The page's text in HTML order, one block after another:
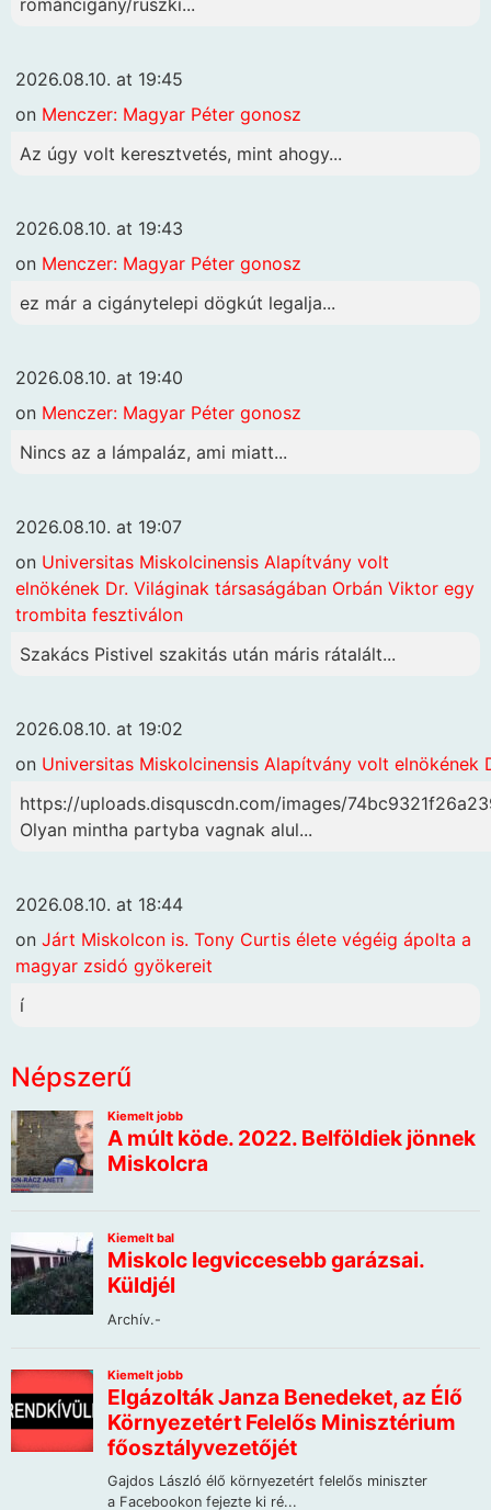
románcigány/ruszki...
2026.08.10. at 19:45
on Menczer: Magyar Péter gonosz
Az úgy volt keresztvetés, mint ahogy...
2026.08.10. at 19:43
on Menczer: Magyar Péter gonosz
ez már a cigánytelepi dögkút legalja...
2026.08.10. at 19:40
on Menczer: Magyar Péter gonosz
Nincs az a lámpaláz, ami miatt...
2026.08.10. at 19:07
on Universitas Miskolcinensis Alapítvány volt
elnökének Dr. Világinak társaságában Orbán Viktor egy
trombita fesztiválon
Szakács Pistivel szakitás után máris rátalált...
2026.08.10. at 19:02
on Universitas Miskolcinensis Alapítvány volt
https://uploads.disquscdn.com/images/
Olyan mintha partyba vagnak alul...
2026.08.10. at 18:44
on Járt Miskolcon is. Tony Curtis élete végéig ápolta a
magyar zsidó gyökereit
í
Népszerű